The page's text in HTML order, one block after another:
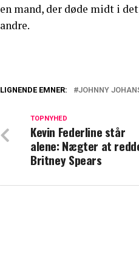
en mand, der døde midt i
andre.
svindeldokumentar:
Mange frygtede det:
om prinsesse Kate
LIGNENDE EMNER: JOHNNY
TOPNYHED
Kevin Federline står
alene: Nægter at
Britney Spears